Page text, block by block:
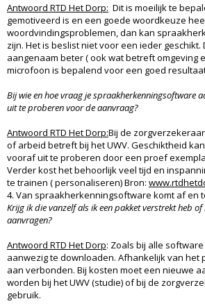
Antwoord RTD Het Dorp: Dit is moeilijk te
gemotiveerd is en een goede woordkeuze
woordvindingsproblemen, dan kan
zijn. Het is beslist niet voor een ieder
aangenaam beter ( ook wat betreft omgeving
microfoon is bepalend voor een goed
Bij wie en hoe vraag je spraakherkenningsoftware
uit te proberen voor de aanvraag?
Antwoord RTD Het Dorp:Bij de
of arbeid betreft bij het UWV. Geschiktheid
vooraf uit te proberen door een proef
Verder kost het behoorlijk veel tijd en
te trainen ( personaliseren) Bron:
4. Van spraakherkenningsoftware komt af en
Krijg ik die vanzelf als ik een pakket verstrekt heb
aanvragen?
Antwoord RTD Het Dorp: Zoals bij alle
aanwezig te downloaden. Afhankelijk van het
aan verbonden. Bij kosten moet een nieuwe
worden bij het UWV (studie) of bij de
gebruik.